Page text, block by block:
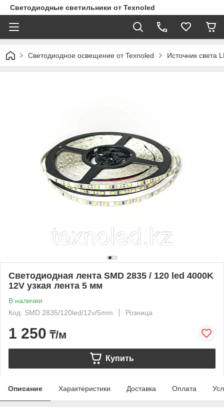
Светодиодные светильники от Texnoled
Светодиодное освещение от Texnoled Источник света
Светодиодная лента SMD 2835 / 120 led 4000K
12V узкая лента 5 мм
В наличии
Код: SMD 2835/120led/12v/5mm
Розница
1 250 ₸/м
Купить
Описание Характеристики Доставка Оплата